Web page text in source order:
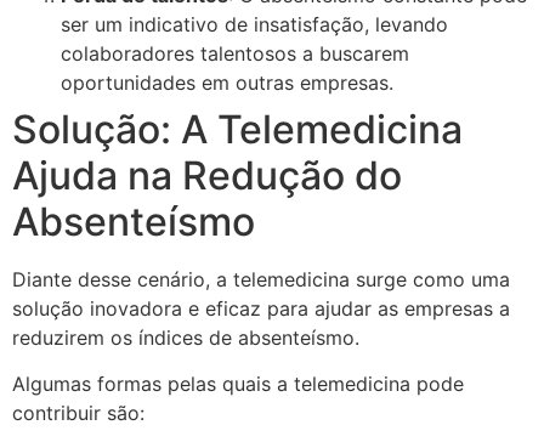
ser um indicativo de insatisfação, levando
colaboradores talentosos a buscarem
oportunidades em outras empresas.
Solução: A Telemedicina
Ajuda na Redução do
Absenteísmo
Diante desse cenário, a telemedicina surge como uma
solução inovadora e eficaz para ajudar as empresas a
reduzirem os índices de absenteísmo.
Algumas formas pelas quais a telemedicina pode
contribuir são: